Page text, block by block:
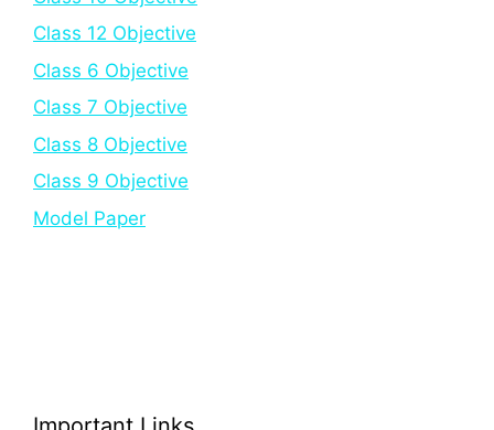
Class 12 Objective
Class 6 Objective
Class 7 Objective
Class 8 Objective
Class 9 Objective
Model Paper